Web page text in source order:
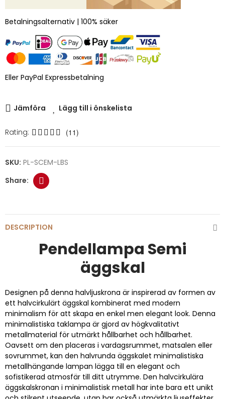
Betalningsalternativ | 100% säker
Eller PayPal Expressbetalning
Jämföra Lägg till i önskelista
Rating: (11)
SKU: PL-SCEM-LBS
DESCRIPTION
Pendellampa Semi
äggskal
Designen på denna halvljuskrona är inspirerad av formen av
ett halvcirkulärt äggskal kombinerat med modern
minimalism för att skapa en enkel men elegant look. Denna
minimalistiska taklampa är gjord av högkvalitativt
metallmaterial för utmärkt hållbarhet och hållbarhet.
Oavsett om den placeras i vardagsrummet, matsalen eller
sovrummet, kan den halvrunda äggskalet minimalistiska
metallhängande lampan lägga till en elegant och
sofistikerad atmosfär till ditt utrymme. Den halvcirkulära
äggskalskronan i minimalistisk metall har inte bara ett unikt